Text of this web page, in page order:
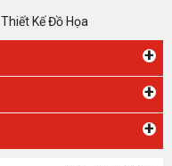
Thiết Kế Đồ Họa
+
+
+